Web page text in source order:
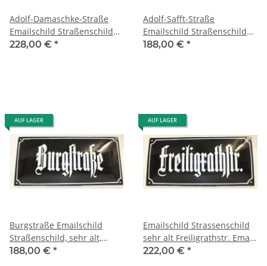
Adolf-Damaschke-Straße
Emailschild Straßenschild
sehr alt, enamel street sign
228,00 € *
Adolf-Safft-Straße
Emailschild Straßenschild
sehr alt,gewölbt enamel
188,00 € *
AUF LAGER
Burgstraße Emailschild
Straßenschild, sehr alt,
Email, gewölbt, Fraktur
188,00 € *
AUF LAGER
Emailschild Strassenschild
sehr alt Freiligrathstr. Email,
gewölbt, enamel sign
222,00 € *